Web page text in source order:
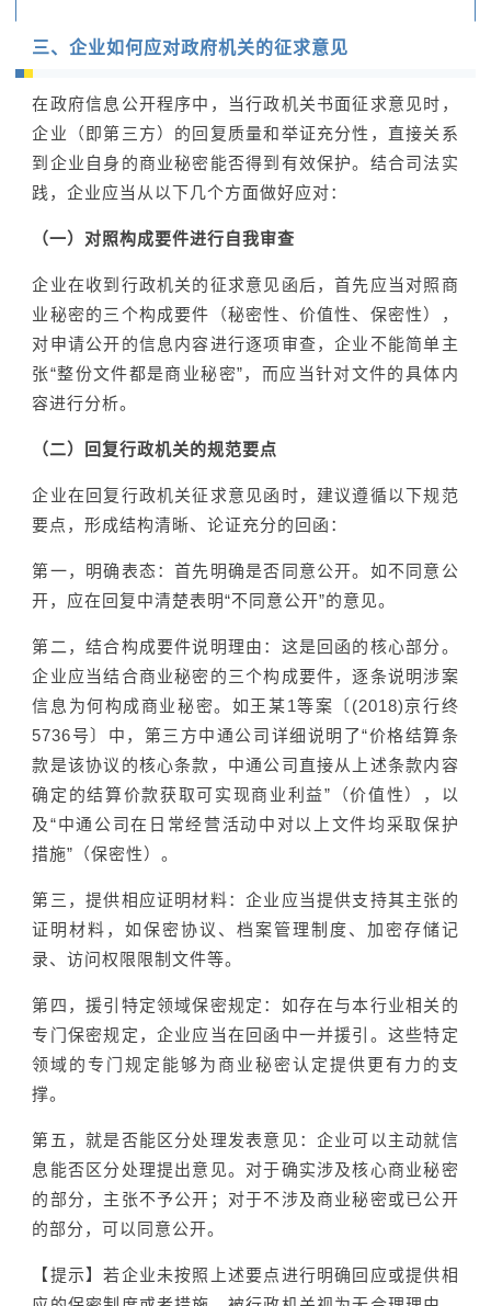
三、企业如何应对政府机关的征求意见
在政府信息公开程序中，当行政机关书面征求意见时，
企业（即第三方）的回复质量和举证充分性，直接关系
到企业自身的商业秘密能否得到有效保护。结合司法实
践，企业应当从以下几个方面做好应对：
（一）对照构成要件进行自我审查
企业在收到行政机关的征求意见函后，首先应当对照商
业秘密的三个构成要件（秘密性、价值性、保密性），
对申请公开的信息内容进行逐项审查，企业不能简单主
张“整份文件都是商业秘密”，而应当针对文件的具体内
容进行分析。
（二）回复行政机关的规范要点
企业在回复行政机关征求意见函时，建议遵循以下规范
要点，形成结构清晰、论证充分的回函：
第一，明确表态：首先明确是否同意公开。如不同意公
开，应在回复中清楚表明“不同意公开”的意见。
第二，结合构成要件说明理由：这是回函的核心部分。
企业应当结合商业秘密的三个构成要件，逐条说明涉案
信息为何构成商业秘密。如王某1等案〔(2018)京行终
5736号〕中，第三方中通公司详细说明了“价格结算条
款是该协议的核心条款，中通公司直接从上述条款内容
确定的结算价款获取可实现商业利益”（价值性），以
及“中通公司在日常经营活动中对以上文件均采取保护
措施”（保密性）。
第三，提供相应证明材料：企业应当提供支持其主张的
证明材料，如保密协议、档案管理制度、加密存储记
录、访问权限限制文件等。
第四，援引特定领域保密规定：如存在与本行业相关的
专门保密规定，企业应当在回函中一并援引。这些特定
领域的专门规定能够为商业秘密认定提供更有力的支
撑。
第五，就是否能区分处理发表意见：企业可以主动就信
息能否区分处理提出意见。对于确实涉及核心商业秘密
的部分，主张不予公开；对于不涉及商业秘密或已公开
的部分，可以同意公开。
【提示】若企业未按照上述要点进行明确回应或提供相